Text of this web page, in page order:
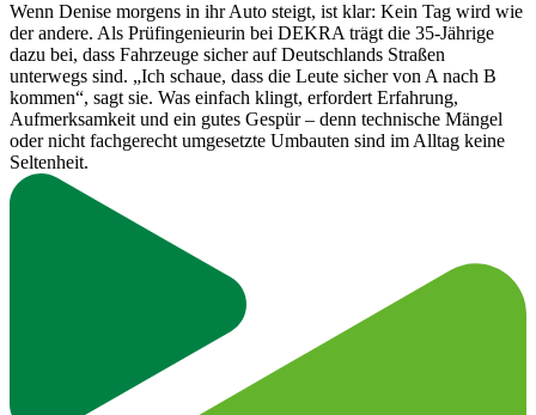
Wenn Denise morgens in ihr Auto steigt, ist klar: Kein Tag wird wie
der andere. Als Prüfingenieurin bei DEKRA trägt die 35-Jährige
dazu bei, dass Fahrzeuge sicher auf Deutschlands Straßen
unterwegs sind. „Ich schaue, dass die Leute sicher von A nach B
kommen“, sagt sie. Was einfach klingt, erfordert Erfahrung,
Aufmerksamkeit und ein gutes Gespür – denn technische Mängel
oder nicht fachgerecht umgesetzte Umbauten sind im Alltag keine
Seltenheit.